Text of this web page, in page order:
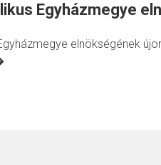
Egyházmegye
elnökségének